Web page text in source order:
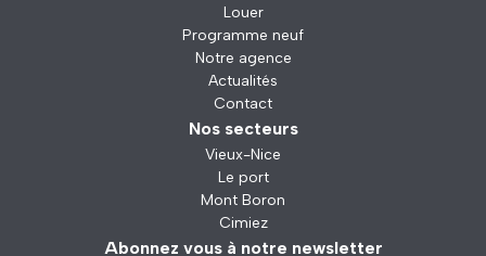
Louer
Programme neuf
Notre agence
Actualités
Contact
Nos secteurs
Vieux-Nice
Le port
Mont Boron
Cimiez
Abonnez vous à notre newsletter